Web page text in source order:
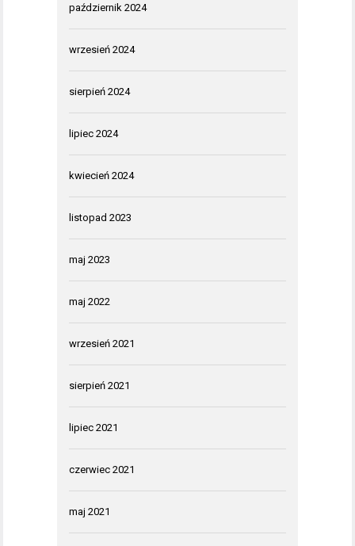
październik 2024
wrzesień 2024
sierpień 2024
lipiec 2024
kwiecień 2024
listopad 2023
maj 2023
maj 2022
wrzesień 2021
sierpień 2021
lipiec 2021
czerwiec 2021
maj 2021